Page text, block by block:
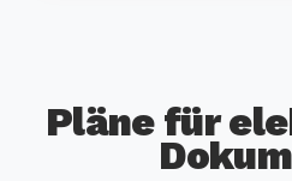
Pläne für